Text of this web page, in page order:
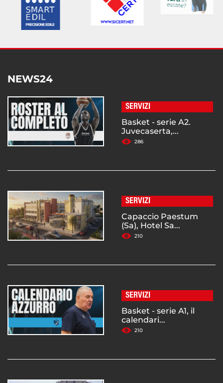
NEWS24
SERVIZI
Basket - serie A2.
Juvecaserta,...
286
SERVIZI
Capaccio Paestum
(Sa), Hotel Sa...
210
SERVIZI
Basket - serie A1, il
calendari...
210